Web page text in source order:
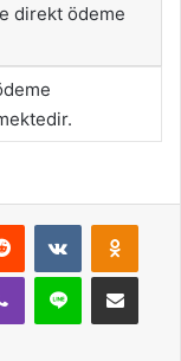
direkt ödeme
Reddit VKontakte
Viber Line E-Posta ile